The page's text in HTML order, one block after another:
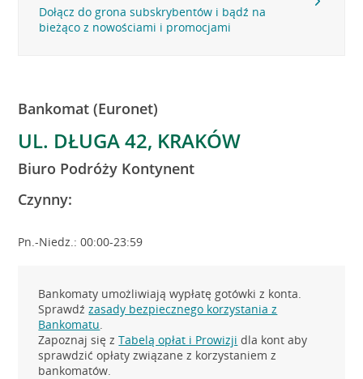
Dołącz do grona subskrybentów i bądź na
bieżąco z nowościami i promocjami
Bankomat (Euronet)
UL. DŁUGA 42, KRAKÓW
Biuro Podróży Kontynent
Czynny:
Pn.-Niedz.: 00:00-23:59
Bankomaty umożliwiają wypłatę gotówki z konta.
Sprawdźzasady bezpiecznego korzystania z
Bankomatu.
Zapoznaj się zTabelą opłat i Prowizji dla kont aby
sprawdzić opłaty związane z korzystaniem z
bankomatów.